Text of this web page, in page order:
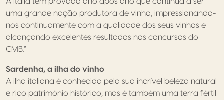
uma grande nação produtora de vinho, impressionando-
nos continuamente com a qualidade dos seus vinhos e
alcançando excelentes resultados nos concursos do
CMB.”
Sardenha, a ilha do vinho
A ilha italiana é conhecida pela sua incrível beleza natural
e rico património histórico, mas é também uma terra fértil